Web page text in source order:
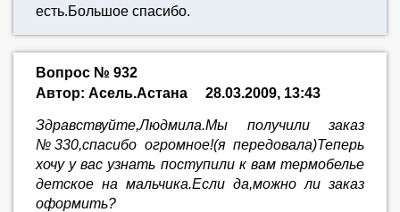
есть.Большое спасибо.
Вопрос № 932
Автор: Асель.Астана
28.03.2009, 13:43
Здравствуйте,Людмила.Мы получили заказ
№330,спасибо огромное!(я передовала)Теперь
хочу у вас узнать поступили к вам термобелье
детское на мальчика.Если да,можно ли заказ
оформить?